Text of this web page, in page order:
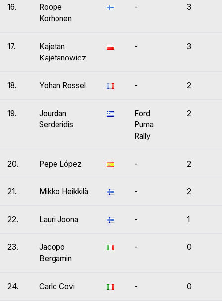
16.
Roope
Korhonen
- 3
17.
Kajetan
Kajetanowicz
- 3
18. Yohan Rossel - 2
19.
Jourdan
Serderidis
Ford
Puma
Rally
2
20. Pepe López - 2
21. Mikko Heikkilä - 2
22. Lauri Joona - 1
23.
Jacopo
Bergamin
- 0
24. Carlo Covi - 0